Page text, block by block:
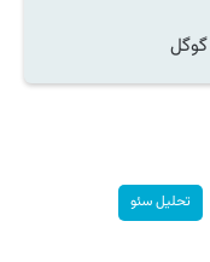
تحلیل سئو